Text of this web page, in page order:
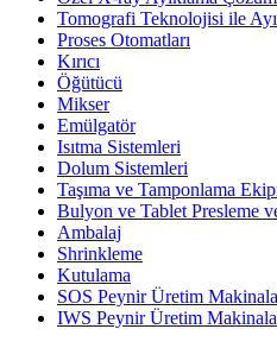
Tomografi Teknolojisi ile
Proses Otomatları
Kırıcı
Öğütücü
Mikser
Emülgatör
Isıtma Sistemleri
Dolum Sistemleri
Taşıma ve Tamponlama
Bulyon ve Tablet Presleme
Ambalaj
Shrinkleme
Kutulama
SOS Peynir Üretim
IWS Peynir Üretim